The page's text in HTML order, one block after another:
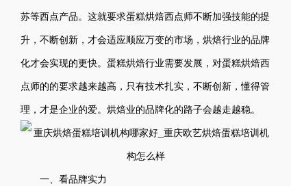
苏等西点产品。这就要求蛋糕烘焙西点师不断加强技能的提
升，不断创新，才会适应顺应万变的市场，烘焙行业的品牌
化才会实现的更快。蛋糕烘焙行业需要发展，对蛋糕烘焙西
点师的的要求越来越高，只有技术扎实，不断创新，懂得管
理，才是企业的爱。烘焙业的品牌化的路子会越走越稳。
一、看品牌实力